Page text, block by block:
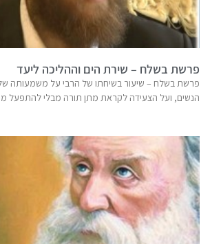
פרשת בשלח – שירת הים וההליכה ליעד
פרשת בשלח – שיעור בשיחתו של הרבי על משמעותה
הנשים, ועל הצעידה לקראת מתן תורה מבלי